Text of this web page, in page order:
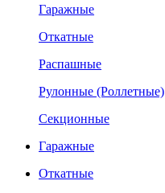
Гаражные
Откатные
Распашные
Рулонные (Роллетные)
Секционные
Гаражные
Откатные